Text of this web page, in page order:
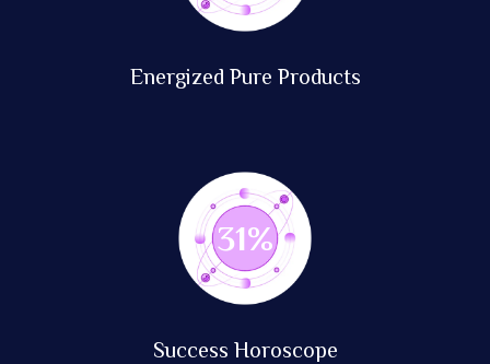
Energized Pure Products
76%
Success Horoscope